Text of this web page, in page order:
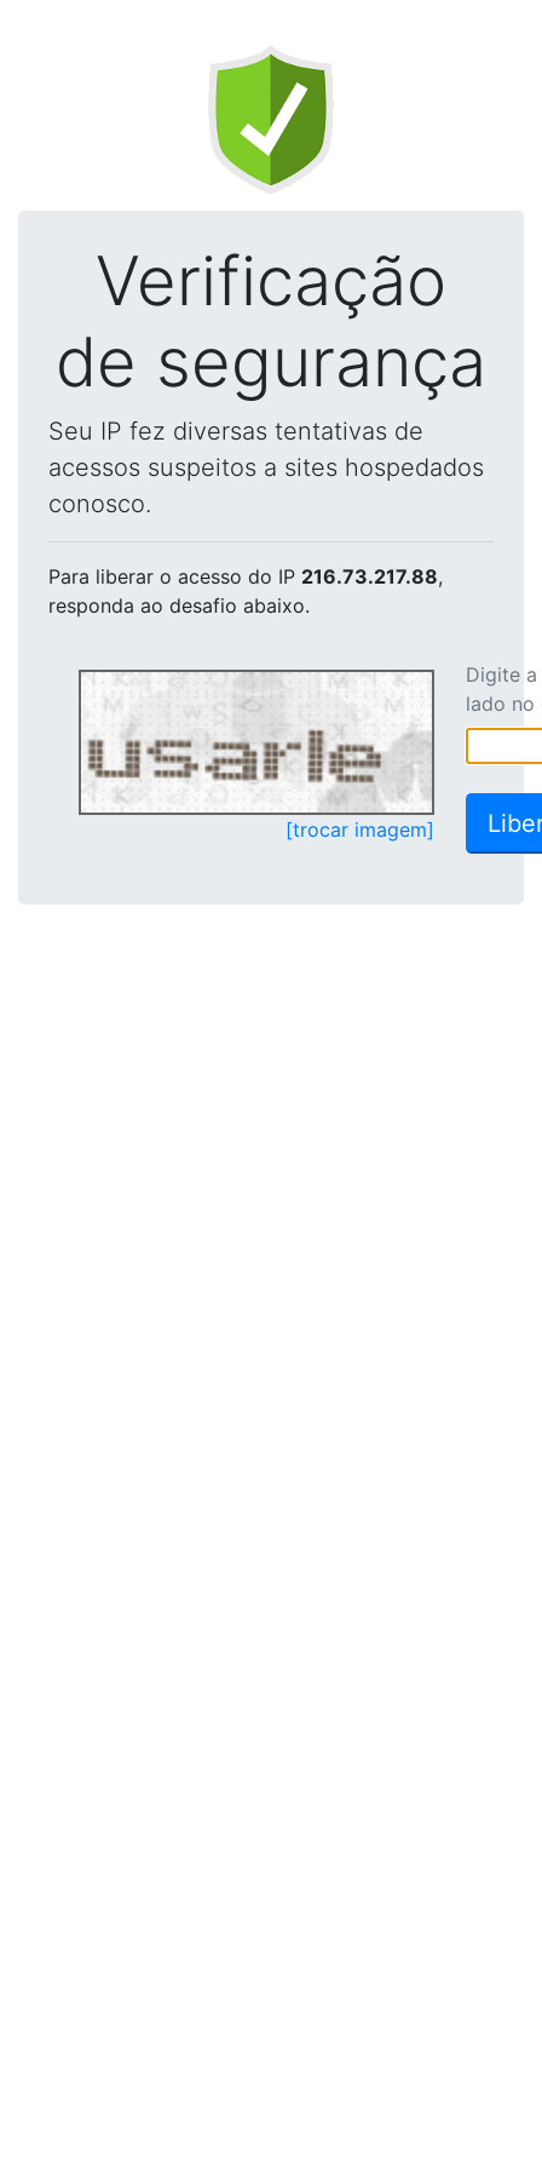
Verificação
de segurança
Seu IP fez diversas tentativas de
acessos suspeitos a sites hospedados
conosco.
Para liberar o acesso do IP 216.73.217.88,
responda ao desafio abaixo.
[trocar imagem]
Digite
lado no